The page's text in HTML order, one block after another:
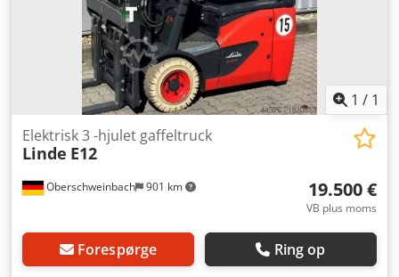
1 / 1
Oberschweinbach 901 km
Elektrisk 3 -hjulet gaffeltruck
Linde E12
19.500 €
VB plus moms
Forespørge Ring op